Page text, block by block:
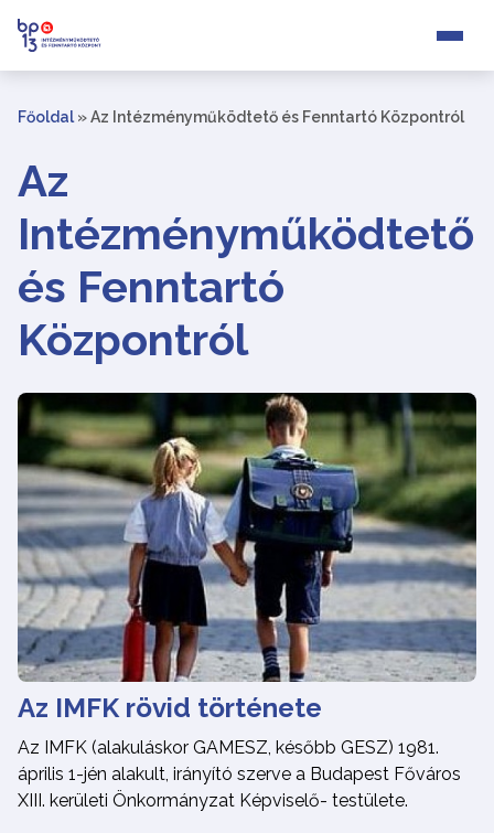
Főoldal »Az Intézményműködtető és Fenntartó Központról
Az
Intézményműködtető
és Fenntartó
Központról
Az IMFK rövid története
Az IMFK (alakuláskor GAMESZ, később GESZ) 1981.
április 1-jén alakult, irányító szerve a Budapest Főváros
XIII. kerületi Önkormányzat Képviselő- testülete.